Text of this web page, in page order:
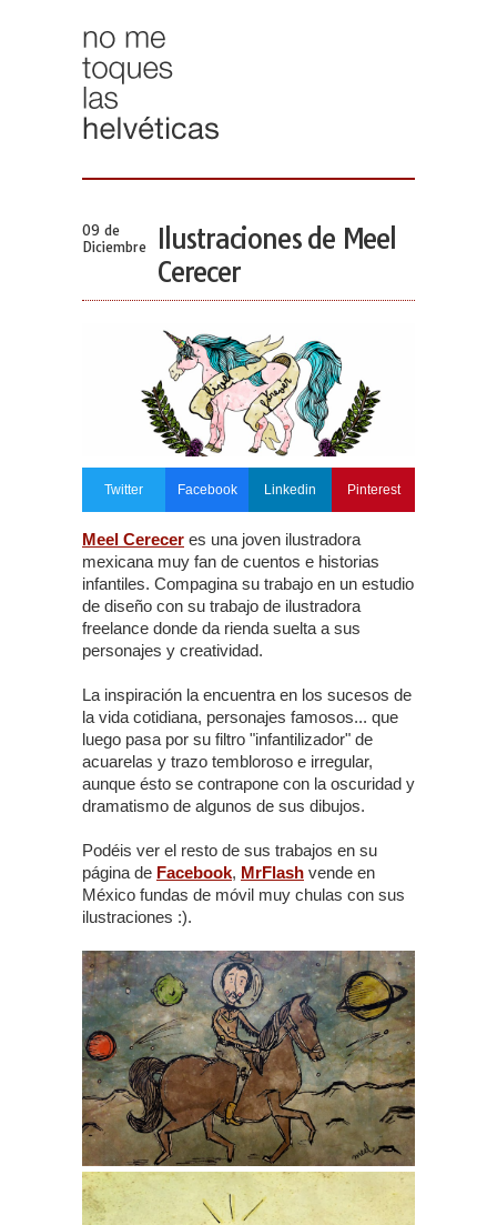
09 de
Diciembre
Ilustraciones de Meel
Cerecer
Twitter Facebook Linkedin Pinterest
Meel Cerecer es una joven ilustradora
mexicana muy fan de cuentos e historias
infantiles. Compagina su trabajo en un estudio
de diseño con su trabajo de ilustradora
freelance donde da rienda suelta a sus
personajes y creatividad.
La inspiración la encuentra en los sucesos de
la vida cotidiana, personajes famosos... que
luego pasa por su filtro "infantilizador" de
acuarelas y trazo tembloroso e irregular,
aunque ésto se contrapone con la oscuridad y
dramatismo de algunos de sus dibujos.
Podéis ver el resto de sus trabajos en su
página de Facebook, MrFlash vende en
México fundas de móvil muy chulas con sus
ilustraciones :).